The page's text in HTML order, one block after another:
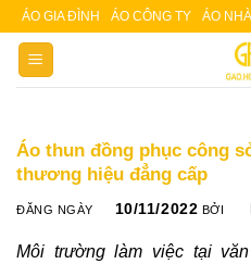
Skip
content
ÁO GIA ĐÌNH ÁO CÔNG TY ÁO
Áo thun đồng phục công
thương hiệu đẳng cấp
ĐĂNG NGÀY 10/11/2022 BỞI
Môi trường làm việc tại